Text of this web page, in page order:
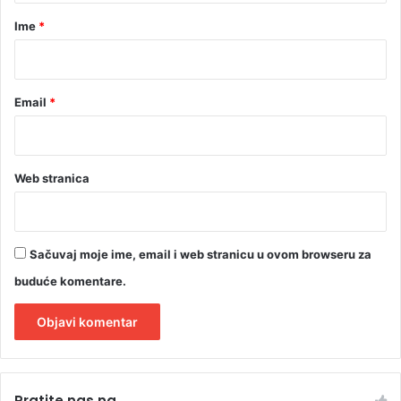
ž
b
rIme *
Email *
Web stranica
Sačuvaj moje ime, email i web stranicu u ovom browseru za
buduće komentare.